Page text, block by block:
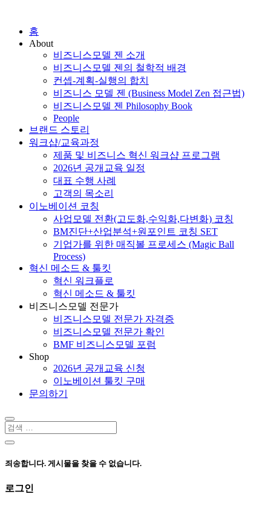
홈
About
비즈니스모델 젠 소개
비즈니스모델 젠의 철학적 배경
컨셉-계획-실행의 합치
비즈니스 모델 젠 (Business Model Zen 접근법)
비즈니스모델 젠 Philosophy Book
People
브랜드 스토리
워크샵/교육과정
제품 및 비즈니스 혁신 워크샵 프로그램
2026년 공개교육 일정
대표 수행 사례
고객의 목소리
이노베이션 코칭
사업모델 전환(고도화,수익화,다변화) 코칭
BM진단+산업분석+원포인트 코칭 SET
기업가를 위한 매직볼 프로세스 (Magic Ball
Process)
혁신 메소드 & 툴킷
혁신 워크플로
혁신 메소드 & 툴킷
비즈니스모델 전문가
비즈니스모델 전문가 자격증
비즈니스모델 전문가 확인
BMF 비즈니스모델 포럼
Shop
2026년 공개교육 신청
이노베이션 툴킷 구매
문의하기
죄송합니다. 게시물을 찾을 수 없습니다.
로그인